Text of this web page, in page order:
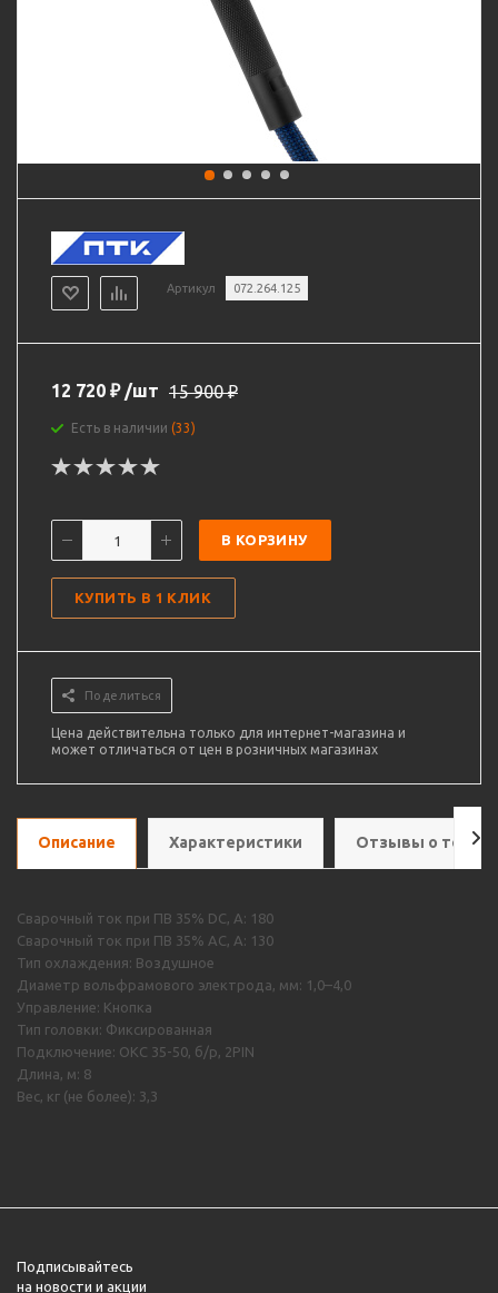
Артикул 072.264.125
12 720 ₽ /шт 15 900₽
Есть в наличии (33)
В КОРЗИНУ
КУПИТЬ В 1 КЛИК
Поделиться
Цена действительна только для интернет-магазина и
может отличаться от цен в розничных магазинах
Описание Характеристики Отзывы о
Сварочный ток при ПВ 35% DC, А: 180
Сварочный ток при ПВ 35% AC, А: 130
Тип охлаждения: Воздушное
Диаметр вольфрамового электрода, мм: 1,0–4,0
Управление: Кнопка
Тип головки: Фиксированная
Подключение: ОКС 35-50, б/р, 2PIN
Длина, м: 8
Вес, кг (не более): 3,3
Подписывайтесь
на новости и акции